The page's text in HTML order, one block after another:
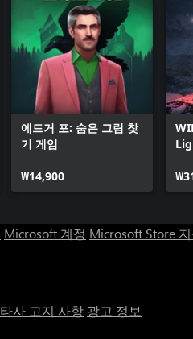
에드거 포: 숨은 그림 찾
기 게임
₩14,900
Microsoft 계정 Microsoft Store
타사 고지 사항 광고 정보